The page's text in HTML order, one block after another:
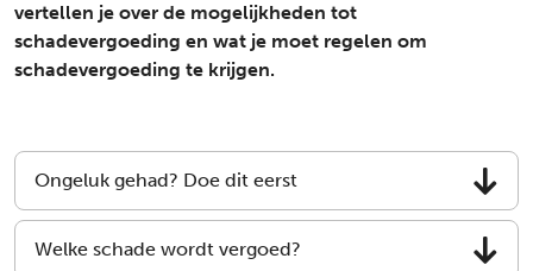
vertellen je over de mogelijkheden tot
schadevergoeding en wat je moet regelen om
schadevergoeding te krijgen.
Ongeluk gehad? Doe dit eerst
Welke schade wordt vergoed?